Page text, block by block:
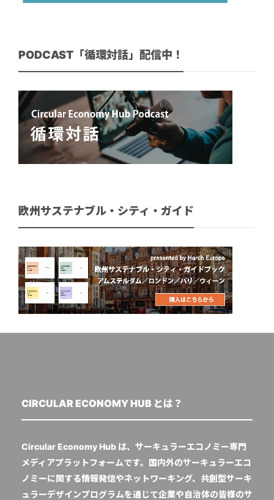
PODCAST「循環対話」配信中！
欧州サステナブル・シティ・ガイド
CIRCULAR ECONOMY HUB とは？
Circular Economy Hub は、サーキュラーエコノミー専門
メディアプラットフォームです。国内外のサーキュラーエコ
ノミーに関する情報発信やネットワーキング、共創型サーキ
ュラーデザインプログラムを通じて企業や自治体の皆様のサ